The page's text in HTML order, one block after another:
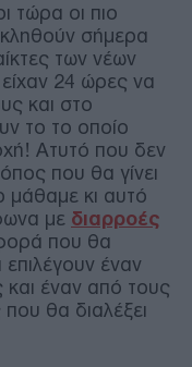
τώρα οι πιο
κληθούν σήμερα
των νέων
είχαν 24 ώρες να
και στο
το το οποίο
Ατυτό που δεν
που θα γίνει
μάθαμε κι αυτό
με διαρροές
που θα
έναν
έναν από τους
θα διαλέξει